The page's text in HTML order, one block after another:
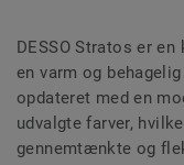
DESSO Stratos er
en varm og
opdateret med en
udvalgte farver,
gennemtænkte og